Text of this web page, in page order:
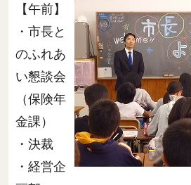
【午前】
・市長と
のふれあ
い懇談会
（保険年
金課）
・決裁
・経営企